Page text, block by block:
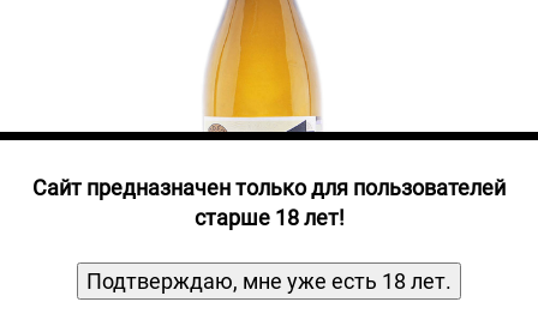
Cайт предназначен только для пользователей
старше 18 лет!
Подтверждаю, мне уже есть 18 лет.